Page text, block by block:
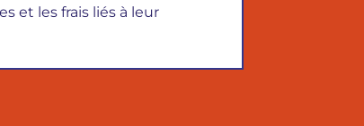
et les frais liés à leur